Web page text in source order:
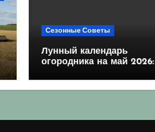
Сезонные Советы
Лунный календарь
огородника на май 2026:
посева и посадки